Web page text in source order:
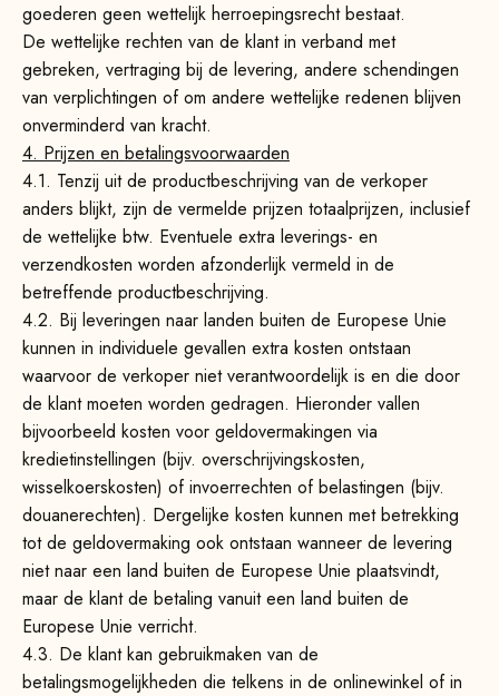
goederen geen wettelijk herroepingsrecht bestaat.
De wettelijke rechten van de klant in verband met
gebreken, vertraging bij de levering, andere schendingen
van verplichtingen of om andere wettelijke redenen blijven
onverminderd van kracht.
4. Prijzen en betalingsvoorwaarden
4.1. Tenzij uit de productbeschrijving van de verkoper
anders blijkt, zijn de vermelde prijzen totaalprijzen, inclusief
de wettelijke btw. Eventuele extra leverings- en
verzendkosten worden afzonderlijk vermeld in de
betreffende productbeschrijving.
4.2. Bij leveringen naar landen buiten de Europese Unie
kunnen in individuele gevallen extra kosten ontstaan
waarvoor de verkoper niet verantwoordelijk is en die door
de klant moeten worden gedragen. Hieronder vallen
bijvoorbeeld kosten voor geldovermakingen via
kredietinstellingen (bijv. overschrijvingskosten,
wisselkoerskosten) of invoerrechten of belastingen (bijv.
douanerechten). Dergelijke kosten kunnen met betrekking
tot de geldovermaking ook ontstaan wanneer de levering
niet naar een land buiten de Europese Unie plaatsvindt,
maar de klant de betaling vanuit een land buiten de
Europese Unie verricht.
4.3. De klant kan gebruikmaken van de
betalingsmogelijkheden die telkens in de onlinewinkel of in